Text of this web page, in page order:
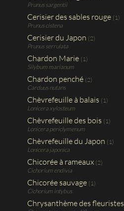
Prunus sargentii
Cerisier des sables rouge (1)
Prunus cistena
Cerisier du Japon (2)
Prunus serrulata
Chardon Marie (1)
Silybum marianum
Chardon penché (2)
Carduus nutans
Chèvrefeuille à balais (1)
Lonicera xylosteum
Chèvrefeuille des bois (1)
Lonicera periclymenum
Chèvrefeuille du Japon (1)
Lonicera japonica
Chicorée à rameaux (2)
Cichorium endivia
Chicorée sauvage (1)
Cichorium intybus
Chrysanthème des fleuristes